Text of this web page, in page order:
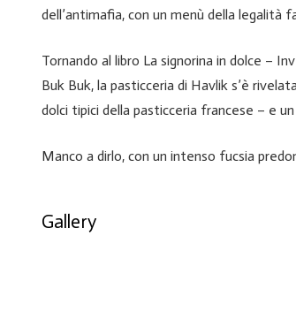
dell’antimafia, con un menù della legalità
Tornando al libro La signorina in dolce –
Buk Buk, la pasticceria di Havlik s’è
dolci tipici della pasticceria francese – e
Manco a dirlo, con un intenso fucsia
Gallery